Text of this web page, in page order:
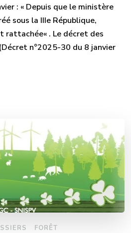
: « Depuis que le ministère
sous la IIIe République,
rattachée« . Le décret des
n°2025-30 du 8 janvier
FORÊT